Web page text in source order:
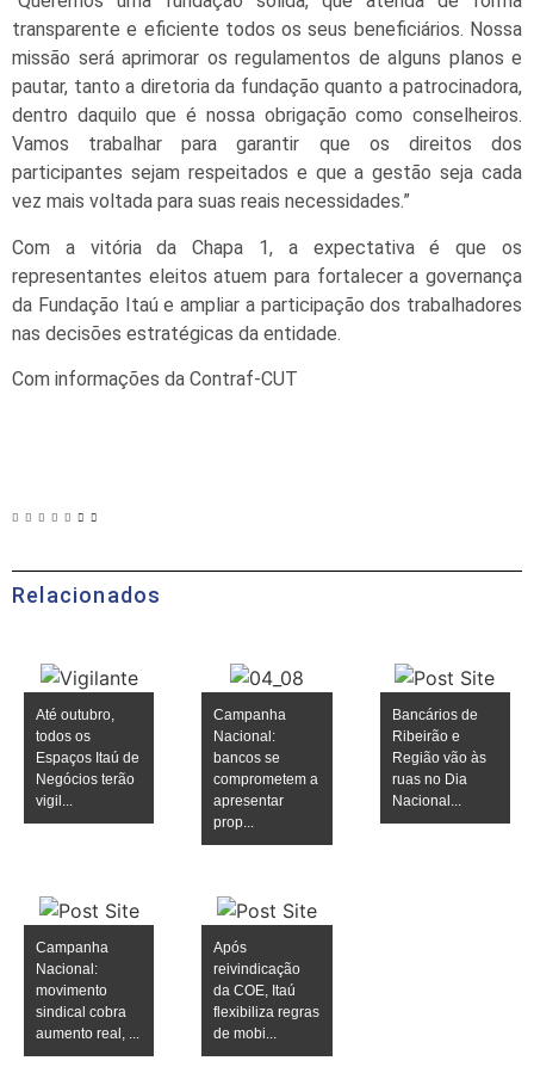
transparente e eficiente todos os seus beneficiários. Nossa
missão será aprimorar os regulamentos de alguns planos e
pautar, tanto a diretoria da fundação quanto a patrocinadora,
dentro daquilo que é nossa obrigação como conselheiros.
Vamos trabalhar para garantir que os direitos dos
participantes sejam respeitados e que a gestão seja cada
vez mais voltada para suas reais necessidades.”
Com a vitória da Chapa 1, a expectativa é que os
representantes eleitos atuem para fortalecer a governança
da Fundação Itaú e ampliar a participação dos trabalhadores
nas decisões estratégicas da entidade.
Com informações da Contraf-CUT
Relacionados
Até outubro,
todos os
Espaços Itaú de
Negócios terão
vigil...
Campanha
Nacional:
bancos se
comprometem a
apresentar
prop...
Bancários de
Ribeirão e
Região vão às
ruas no Dia
Nacional...
Campanha
Nacional:
movimento
sindical cobra
aumento real, ...
Após
reivindicação
da COE, Itaú
flexibiliza regras
de mobi...